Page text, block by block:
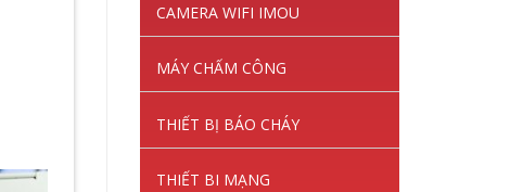
CAMERA WIFI IMOU
MÁY CHẤM CÔNG
THIẾT BỊ BÁO CHÁY
THIẾT BI MẠNG